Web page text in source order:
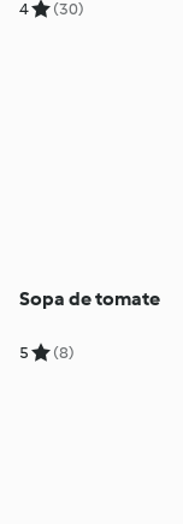
4 (30)
Sopa de tomate
5 (8)